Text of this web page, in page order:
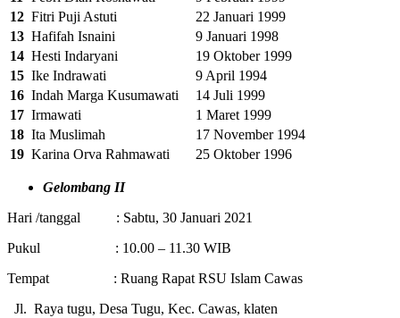
12 Fitri Puji Astuti
22 Januari 1999
13 Hafifah Isnaini
9 Januari 1998
14 Hesti Indaryani
19 Oktober 1999
15 Ike Indrawati
9 April 1994
16 Indah Marga Kusumawati
14 Juli 1999
17 Irmawati
1 Maret 1999
18 Ita Muslimah
17 November 1994
19 Karina Orva Rahmawati 25 Oktober 1996
Gelombang II
Hari /tanggal : Sabtu, 30 Januari 2021
Pukul : 10.00 – 11.30 WIB
Tempat : Ruang Rapat RSU Islam Cawas
Jl. Raya tugu, Desa Tugu, Kec. Cawas, klaten